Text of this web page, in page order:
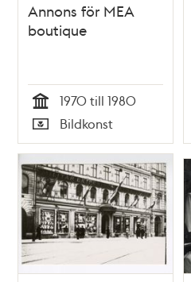
Annons för MEA
boutique
Tid
1970 till 1980
Typ
Bildkonst